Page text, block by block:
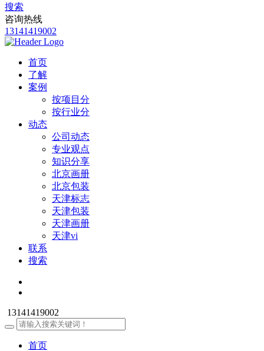
搜索
咨询热线
13141419002
首页
了解
案例
按项目分
按行业分
动态
公司动态
专业观点
知识分享
北京画册
北京包装
天津标志
天津包装
天津画册
天津vi
联系
搜索
13141419002
首页